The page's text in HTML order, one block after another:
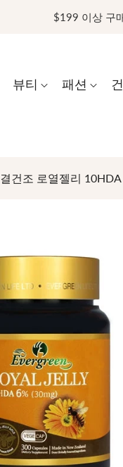
$199 이상 구
뷰티 패션
건조 로열젤리 10HDA